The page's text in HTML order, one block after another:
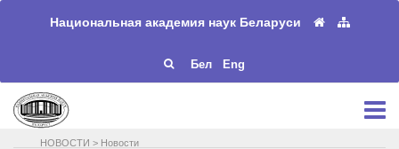
Национальная академия наук Беларуси
Бел Eng
НОВОСТИ > Новости